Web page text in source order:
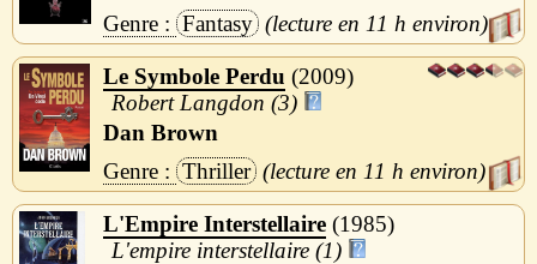
Fantasy
11 h
Le Symbole Perdu
2009
Robert Langdon (3)
Dan Brown
Thriller
11 h
L'Empire Interstellaire 1985
L'empire interstellaire (1)